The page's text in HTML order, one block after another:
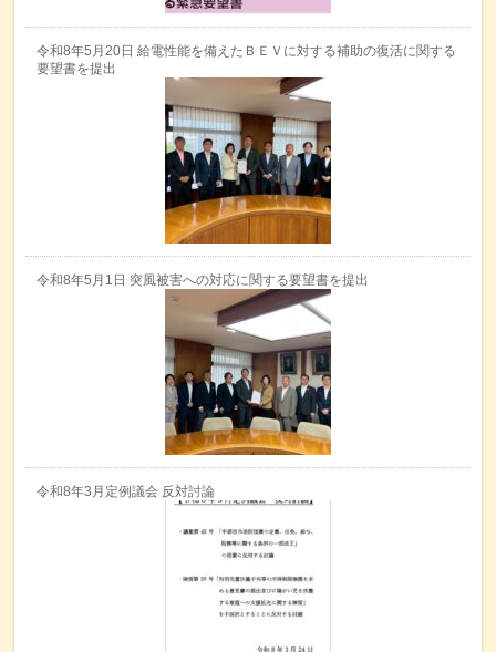
令和8年5月20日 給電性能を備えたＢＥＶに対する補助の復活に関する
要望書を提出
令和8年5月1日 突風被害への対応に関する要望書を提出
令和8年3月定例議会 反対討論